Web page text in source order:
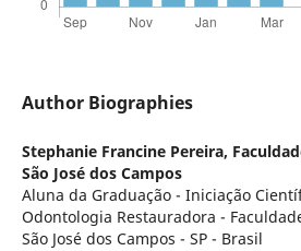
Author Biographies
Stephanie Francine Pereira,
São José dos Campos
Aluna da Graduação - Iniciação
Odontologia Restauradora -
São José dos Campos - SP - Brasil